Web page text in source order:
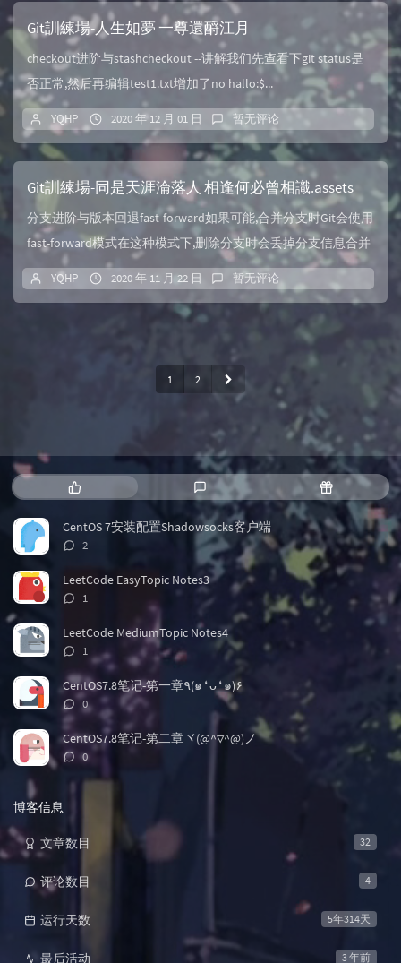
Git訓練場-人生如夢 一尊還酹江月
checkout进阶与stashcheckout --讲解我们先查看下git status是
否正常,然后再编辑test1.txt增加了no hallo:$...
YQHP 2020 年 12 月 01 日 暂无评论
Git訓練場-同是天涯淪落人 相逢何必曾相識.assets
分支进阶与版本回退fast-forward如果可能,合并分支时Git会使用
fast-forward模式在这种模式下,删除分支时会丢掉分支信息合并
时加上--...
YQHP 2020 年 11 月 22 日 暂无评论
1 2
热
门
文
章
最
新
评
论
随
机
文
章
CentOS 7安装配置Shadowsocks客户端
评
数：
2
LeetCode EasyTopic Notes3
评
数：
1
LeetCode MediumTopic Notes4
评
论
数：
1
CentOS7.8笔记-第一章٩(๑❛ᴗ❛๑)۶
评
论
数：
0
CentOS7.8笔记-第二章ヾ(@^▽^@)ノ
评
数：
0
博客信息
32
文章数目
4
评论数目
5年314天
运行天数
3 年前
最后活动